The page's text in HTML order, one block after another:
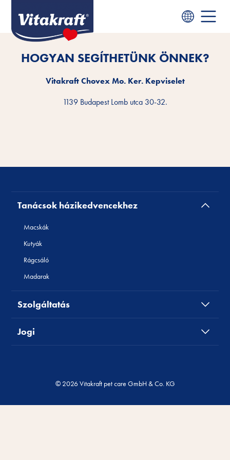
HOGYAN SEGÍTHETÜNK ÖNNEK?
Vitakraft Chovex Mo. Ker. Kepviselet
1139 Budapest Lomb utca 30-32.
Tanácsok házikedvencekhez
Macskák
Kutyák
Rágcsáló
Madarak
Szolgáltatás
Jogi
© 2026 Vitakraft pet care GmbH & Co. KG